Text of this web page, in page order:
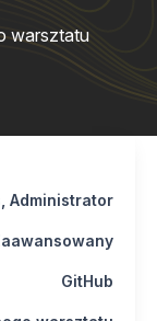
warsztatu
Administrator
GitHub